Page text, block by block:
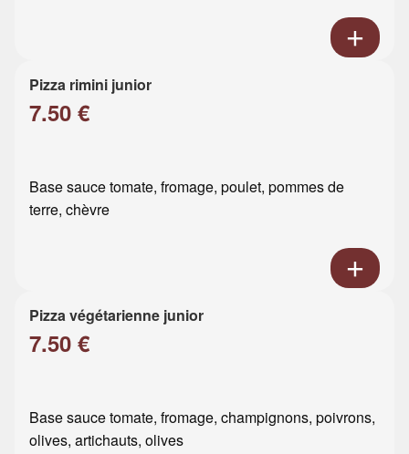
Pizza rimini junior
7.50 €
Base sauce tomate, fromage, poulet, pommes de
terre, chèvre
Pizza végétarienne junior
7.50 €
Base sauce tomate, fromage, champignons, poivrons,
olives, artichauts, olives